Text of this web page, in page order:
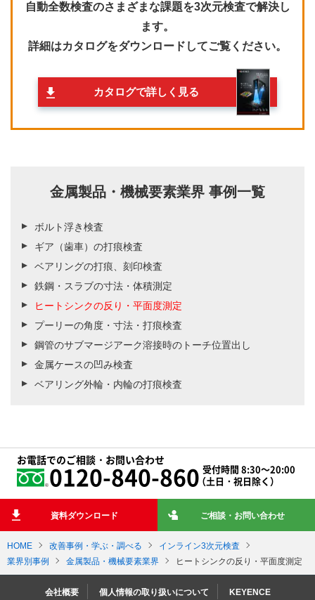
HOME 改善事例・学ぶ・調べる
インライン3次元検査
業界別事例
金属製品・機械要素業界 ヒートシンクの反り・平面度測定
自動全数検査のさまざまな課題を3次元検査で解決し
ます。
詳細はカタログをダウンロードしてご覧ください。
カタログで詳しく見る
金属製品・機械要素業界 事例一覧
ボルト浮き検査
ギア（歯車）の打痕検査
ベアリングの打痕、刻印検査
鉄鋼・スラブの寸法・体積測定
ヒートシンクの反り・平面度測定
プーリーの角度・寸法・打痕検査
鋼管のサブマージアーク溶接時のトーチ位置出し
金属ケースの凹み検査
ベアリング外輪・内輪の打痕検査
お電話でのご相談・お問い合わせ
0120-840-860 受付時間 8:30～20:00
（土日・祝日除く）
資料ダウンロード ご相談・お問い合わせ
会社概要 個人情報の取り扱いについて KEYENCE